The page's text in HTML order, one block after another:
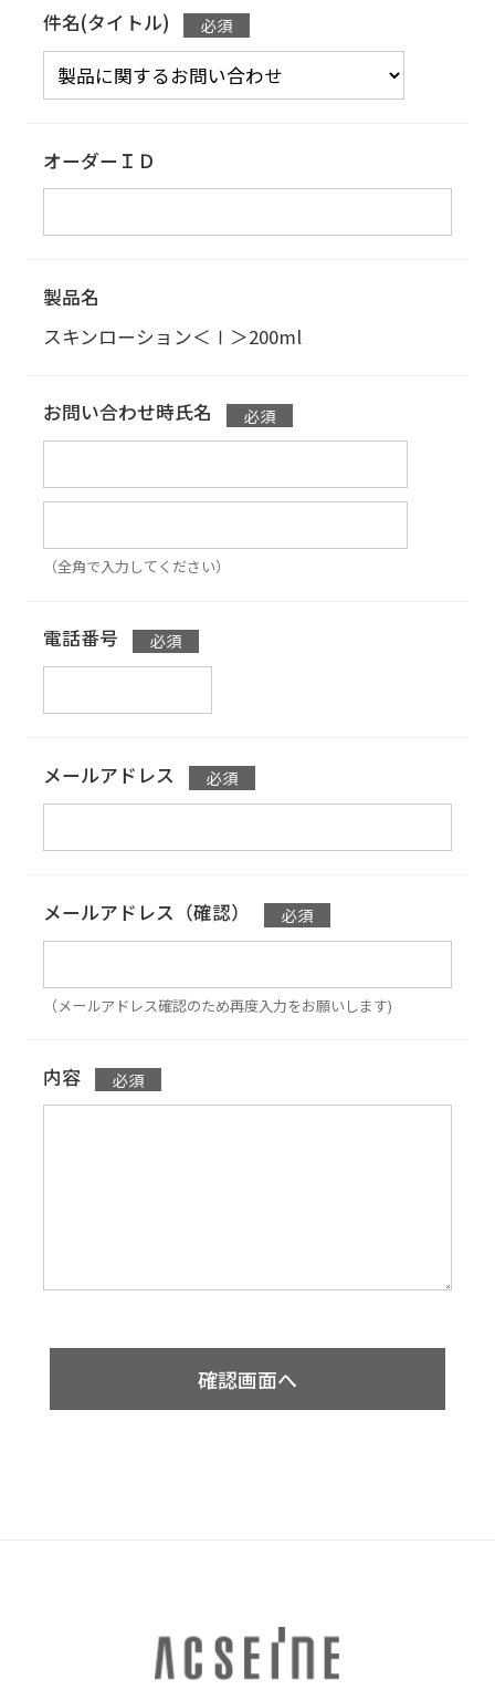
件名(タイトル)
オーダーＩＤ
製品名
スキンローション＜Ⅰ＞200ml
お問い合わせ時氏名
（全角で入力してください）
電話番号
メールアドレス
メールアドレス（確認）
（メールアドレス確認のため再度入力をお願いします)
内容